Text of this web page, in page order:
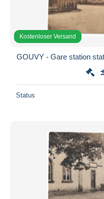
Kostenloser Versand
GOUVY - Gare station
Status